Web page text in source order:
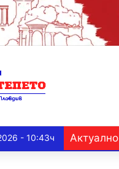
- 10:43ч Актуално